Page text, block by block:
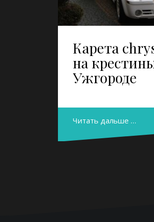
Карета
на
Ужгороде
Читать дальше …